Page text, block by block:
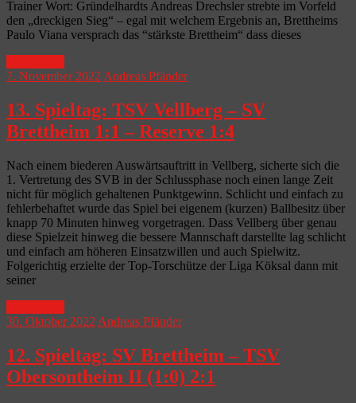
Trainer Wort: Gründelhardts Andreas Drechsler strebte im Vorfeld
den „dreckigen Sieg“ – egal mit welchem Ergebnis an, Brettheims
Paulo Viana versprach das “stärkste Brettheim“ dass dieses
7. November 2022 Andreas Pfänder
13. Spieltag: TSV Vellberg – SV
Brettheim 1:1 – Reserve 1:4
Nach einem biederen Auswärtsauftritt in Vellberg, sicherte sich die
1. Vertretung des SVB in der Schlussphase noch einen lange Zeit
nicht für möglich gehaltenen Punktgewinn. Schlicht und einfach zu
fehlerbehaftet wurde das Spiel bei eigenem (kurzen) Ballbesitz über
knapp 70 Minuten hinweg vorgetragen. Dass Vellberg über genau
diese Spielzeit hinweg die bessere Mannschaft darstellte lag schlicht
und einfach am höheren Einsatzwillen und auch Spielwitz.
Folgerichtig erzielte der Top-Torschütze der Liga Köksal dann mit
seiner
30. Oktober 2022 Andreas Pfänder
12. Spieltag: SV Brettheim – TSV
Obersontheim II (1:0) 2:1